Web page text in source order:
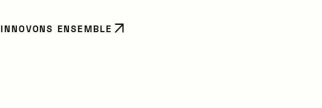
INNOVONS ENSEMBLE